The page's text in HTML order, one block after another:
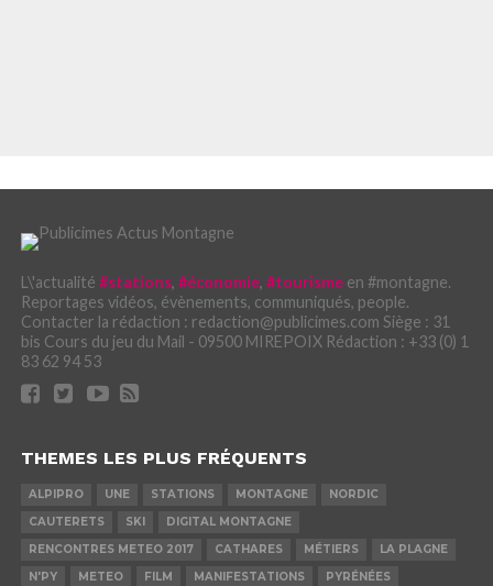
L\'actualité #stations, #économie, #tourismeen #montagne.
Reportages vidéos, évènements, communiqués, people.
Contacter la rédaction : redaction@publicimes.com Siège : 31
bis Cours du jeu du Mail - 09500 MIREPOIX Rédaction : +33 (0) 1
83 62 94 53
THEMES LES PLUS FRÉQUENTS
ALPIPRO UNE STATIONS MONTAGNE
NORDIC
CAUTERETS
SKI
DIGITAL MONTAGNE
RENCONTRES METEO 2017
CATHARES MÉTIERS
LA PLAGNE
N'PY
METEO FILM MANIFESTATIONS
PYRÉNÉES